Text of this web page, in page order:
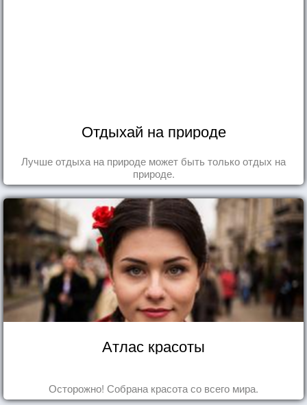
Отдыхай на природе
Лучше отдыха на природе может быть только отдых на
природе.
Атлас красоты
Осторожно! Собрана красота со всего мира.